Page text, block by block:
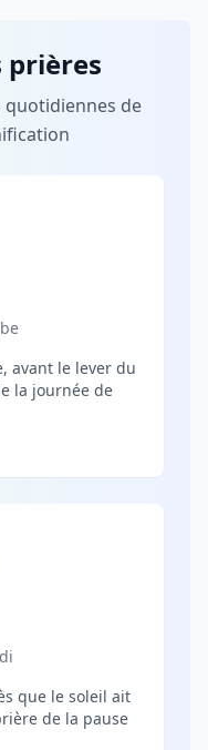
prières
quotidiennes de
avant le lever du
la journée de
que le soleil ait
de la pause